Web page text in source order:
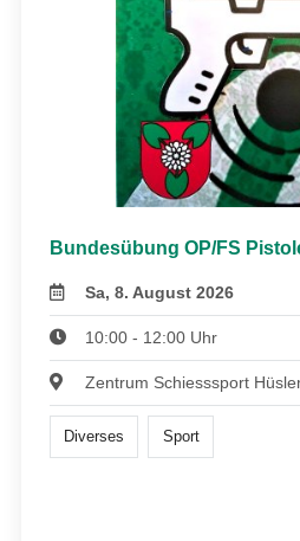
Bundesübung OP/FS
Sa, 8. August 2026
10:00 - 12:00 Uhr
Zentrum Schiesssport
Diverses Sport